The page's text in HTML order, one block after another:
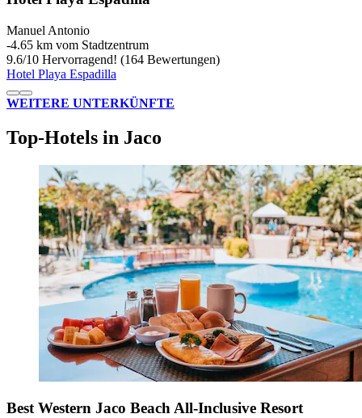
Manuel Antonio
‐4.65 km vom Stadtzentrum
9.6/10 Hervorragend! (164 Bewertungen)
Hotel Playa Espadilla
WEITERE UNTERKÜNFTE
Top-Hotels in Jaco
Best Western Jaco Beach All-Inclusive Resort